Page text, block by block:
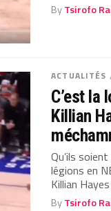
ByTsirofo
ACTUALITÉS
C’est la
Killian
Qu’ils
légions en
Killian
ByTsirofo